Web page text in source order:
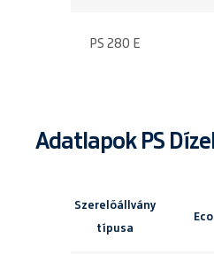
PS 280 E
Adatlapok PS Dízel
Szerelőállvány
típusa
Eco